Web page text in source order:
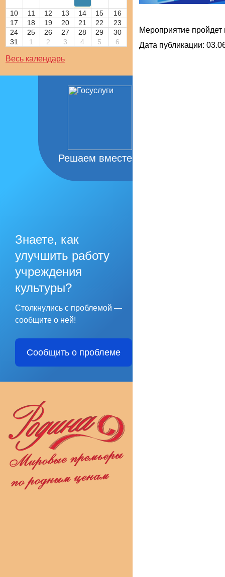
10 11 12 13 14 15
16
17
18 19 20 21 22
23
24
25 26 27 28 29
30
31
1 2 3 4 5 6
Весь календарь
Решаем вместе
Знаете, как
улучшить работу
учреждения
культуры?
Столкнулись с проблемой —
сообщите о ней!
Сообщить о проблеме
Мероприятие пройдет
Дата публикации: